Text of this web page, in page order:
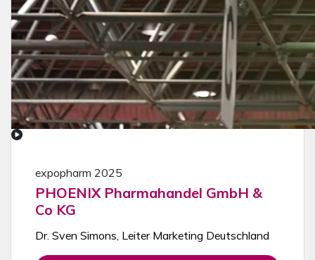
expopharm 2025
PHOENIX Pharmahandel GmbH &
Co KG
Dr. Sven Simons, Leiter Marketing Deutschland